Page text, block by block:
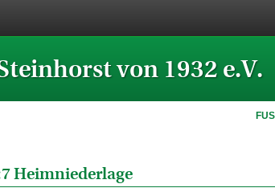
von 1932 e.V.
Heimniederlage